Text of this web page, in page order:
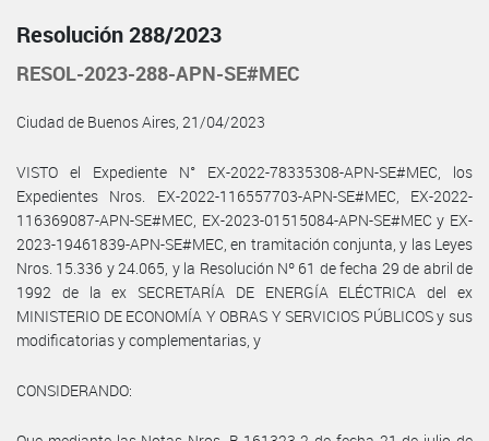
Resolución 288/2023
RESOL-2023-288-APN-SE#MEC
Ciudad de Buenos Aires, 21/04/2023
VISTO el Expediente N° EX-2022-78335308-APN-SE#MEC, los
Expedientes Nros. EX-2022-116557703-APN-SE#MEC, EX-2022-
116369087-APN-SE#MEC, EX-2023-01515084-APN-SE#MEC y EX-
2023-19461839-APN-SE#MEC, en tramitación conjunta, y las Leyes
Nros. 15.336 y 24.065, y la Resolución Nº 61 de fecha 29 de abril de
1992 de la ex SECRETARÍA DE ENERGÍA ELÉCTRICA del ex
MINISTERIO DE ECONOMÍA Y OBRAS Y SERVICIOS PÚBLICOS y sus
modificatorias y complementarias, y
CONSIDERANDO: